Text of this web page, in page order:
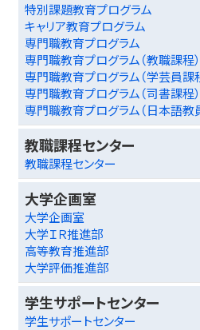
特別課題教育プログラム
キャリア教育プログラム
専門職教育プログラム
専門職教育プログラム（教職課程）
専門職教育プログラム（学芸員課
専門職教育プログラム（司書課程）
専門職教育プログラム（日本語教
教職課程センター
教職課程センター
大学企画室
大学企画室
大学ＩＲ推進部
高等教育推進部
大学評価推進部
学生サポートセンター
学生サポートセンター